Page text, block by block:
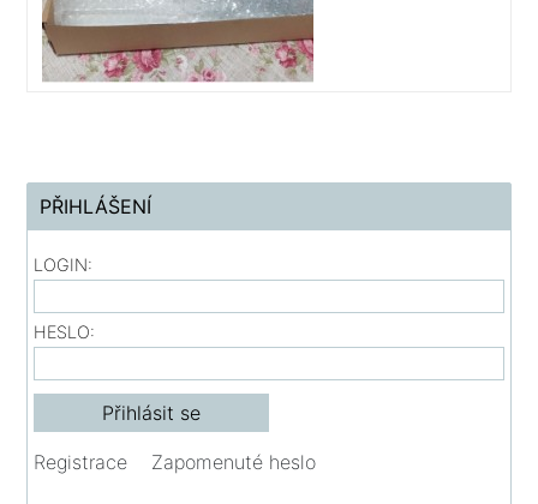
PŘIHLÁŠENÍ
LOGIN:
HESLO:
Registrace Zapomenuté heslo